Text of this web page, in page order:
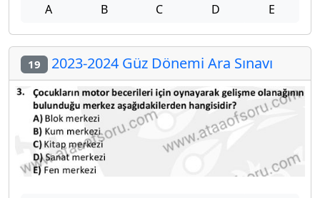
A B C D E
19 2023-2024 Güz Dönemi Ara Sınavı